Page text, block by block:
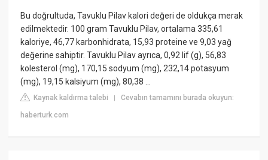
Bu doğrultuda, Tavuklu Pilav kalori değeri de oldukça merak
edilmektedir. 100 gram Tavuklu Pilav, ortalama 335,61
kaloriye, 46,77 karbonhidrata, 15,93 proteine ve 9,03 yağ
değerine sahiptir. Tavuklu Pilav ayrıca, 0,92 lif (g), 56,83
kolesterol (mg), 170,15 sodyum (mg), 232,14 potasyum
(mg), 19,15 kalsiyum (mg), 80,38 ...
Kaynak kaldırma talebi |Cevabın tamamını burada okuyun:
haberturk.com